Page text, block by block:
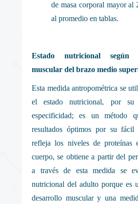
de masa corporal mayor al
al promedio en tablas.
Estado nutricional según
muscular del brazo medio
Esta medida antropométrica se
el estado nutricional, por su
especificidad; es un método
resultados óptimos por su fácil
refleja los niveles de proteínas
cuerpo, se obtiene a partir del
a través de esta medida se
nutricional del adulto porque es
desarrollo muscular y una